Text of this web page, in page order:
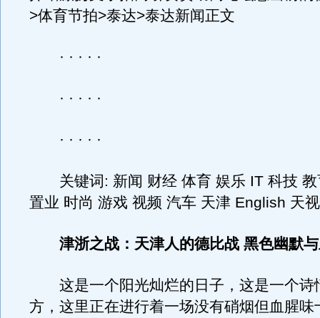
>体育节拍>泰达>泰达新闻正文
· · · · ·
· · · · ·
· · · · ·
关键词: 新闻 财经 体育 娱乐 IT 科技 教
置业 时尚 游戏 视频 汽车 天津 English 天
津浙之战：天津人的德比战 黑色幽默
这是一个阳光灿烂的日子，这是一个诗
方，这里正在进行着一场没有硝烟但血腥味